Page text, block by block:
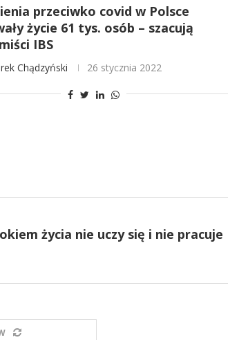
przeciwko covid w Polsce
życie 61 tys. osób – szacują
IBS
Chądzyński 26 stycznia 2022
życia nie uczy się i nie pracuje